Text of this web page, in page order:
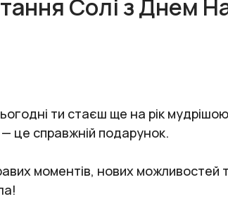
Солі з Днем
ти стаєш ще на рік
це справжній подарунок.
моментів, нових